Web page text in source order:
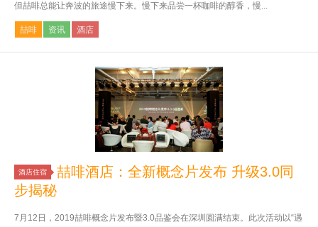
但喆啡总能让奔波的旅途慢下来。慢下来品尝一杯咖啡的醇香，慢...
喆啡 资讯 酒店
酒店住宿
喆啡酒店：全新概念片发布 升级3.0同
步揭秘
7月12日，2019喆啡概念片发布暨3.0品鉴会在深圳圆满结束。此次活动以“遇